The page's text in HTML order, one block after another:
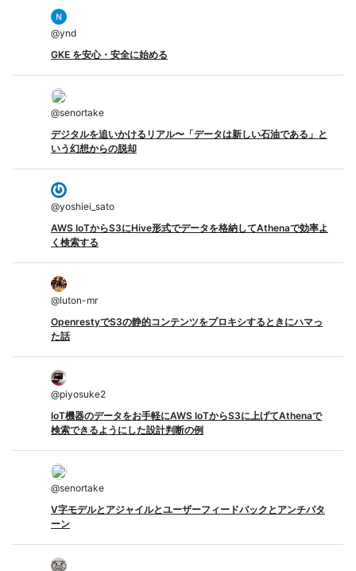
@ynd
GKE を安心・安全に始める
@senortake
デジタルを追いかけるリアル〜「データは新しい石油である」と
いう幻想からの脱却
@yoshiei_sato
AWS IoTからS3にHive形式でデータを格納してAthenaで効率よ
く検索する
@luton-mr
OpenrestyでS3の静的コンテンツをプロキシするときにハマっ
た話
@piyosuke2
IoT機器のデータをお手軽にAWS IoTからS3に上げてAthenaで
検索できるようにした設計判断の例
@senortake
V字モデルとアジャイルとユーザーフィードバックとアンチパタ
ーン